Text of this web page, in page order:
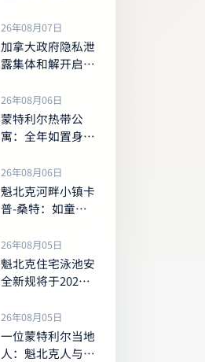
26年08月07日
加拿大政府隐私泄
露集体和解开启索
可获5,280加元
26年08月06日
蒙特利尔热带公
寓：全年如置身室
Tropiques Nord
26年08月06日
魁北克河畔小镇卡
普-桑特：如童话
26年08月05日
魁北克住宅泳池安
全新规将于2027
或面临最高1000
加元罚款
26年08月05日
一位蒙特利尔当地
人：魁北克人与其